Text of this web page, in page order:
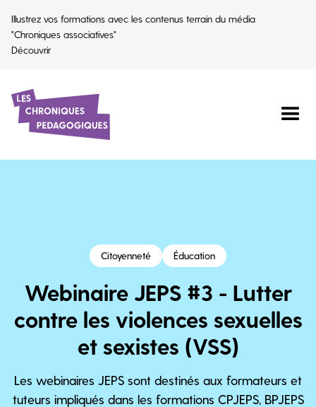
Illustrez vos formations avec les contenus terrain du média
"Chroniques associatives"
Découvrir
Citoyenneté Éducation
Webinaire JEPS #3 - Lutter
contre les violences sexuelles
et sexistes (VSS)
Les webinaires JEPS sont destinés aux formateurs et
tuteurs impliqués dans les formations CPJEPS, BPJEPS